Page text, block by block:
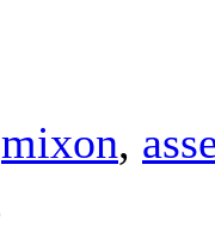
mixon,